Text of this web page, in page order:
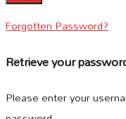
Forgotten Password?
Retrieve your
Please enter your